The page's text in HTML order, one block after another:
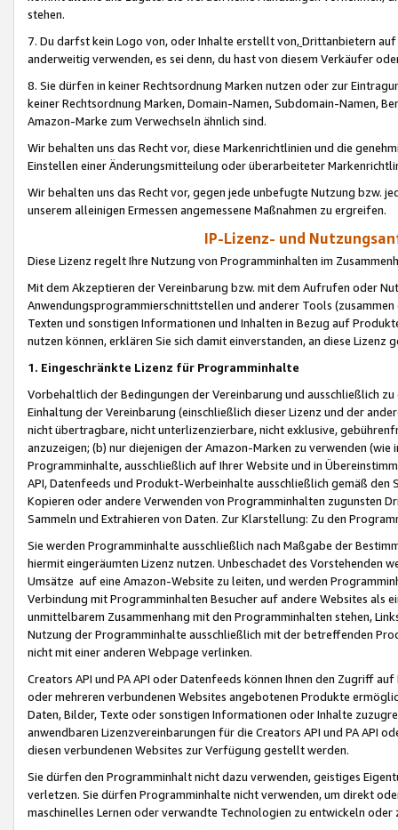
stehen.
7. Du darfst kein Logo von, oder Inhalte erstellt von,Drittanbietern auf
anderweitig verwenden, es sei denn, du hast von diesem Verkäufer
8. Sie dürfen in keiner Rechtsordnung Marken nutzen oder zur
keiner Rechtsordnung Marken, Domain-Namen, Subdomain-Namen,
Amazon-Marke zum Verwechseln ähnlich sind.
Wir behalten uns das Recht vor, diese Markenrichtlinien und die
Einstellen einer Änderungsmitteilung oder überarbeiteter
Wir behalten uns das Recht vor, gegen jede unbefugte Nutzung bzw.
unserem alleinigen Ermessen angemessene Maßnahmen zu ergreifen.
IP-Lizenz- und
Diese Lizenz regelt Ihre Nutzung von Programminhalten im
Mit dem Akzeptieren der Vereinbarung bzw. mit dem Aufrufen oder
Anwendungsprogrammierschnittstellen und anderer Tools (zusammen
Texten und sonstigen Informationen und Inhalten in Bezug auf
nutzen können, erklären Sie sich damit einverstanden, an diese Lizenz
1. Eingeschränkte Lizenz für Programminhalte
Vorbehaltlich der Bedingungen der Vereinbarung und ausschließlich
Einhaltung der Vereinbarung (einschließlich dieser Lizenz und der
nicht übertragbare, nicht unterlizenzierbare, nicht exklusive,
anzuzeigen; (b) nur diejenigen der Amazon-Marken zu verwenden
Programminhalte, ausschließlich auf Ihrer Website und in
API, Datenfeeds und Produkt-Werbeinhalte ausschließlich gemäß
Kopieren oder andere Verwenden von Programminhalten zugunsten
Sammeln und Extrahieren von Daten. Zur Klarstellung: Zu den
Sie werden Programminhalte ausschließlich nach Maßgabe der
hiermit eingeräumten Lizenz nutzen. Unbeschadet des Vorstehenden
Umsätze auf eine Amazon-Website zu leiten, und werden
Verbindung mit Programminhalten Besucher auf andere Websites als
unmittelbarem Zusammenhang mit den Programminhalten stehen,
Nutzung der Programminhalte ausschließlich mit der betreffenden
nicht mit einer anderen Webpage verlinken.
Creators API und PA API oder Datenfeeds können Ihnen den Zugriff
oder mehreren verbundenen Websites angebotenen Produkte
Daten, Bilder, Texte oder sonstigen Informationen oder Inhalte
anwendbaren Lizenzvereinbarungen für die Creators API und PA API
diesen verbundenen Websites zur Verfügung gestellt werden.
Sie dürfen den Programminhalt nicht dazu verwenden, geistiges
verletzen. Sie dürfen Programminhalte nicht verwenden, um direkt
maschinelles Lernen oder verwandte Technologien zu entwickeln